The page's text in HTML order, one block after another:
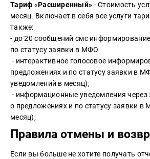
Тариф «Расширенный» - Стоимость
месяц. Включает в себя все услуги
также:
- до 20 сообщений смс
по статусу заявки в МФО
- интерактивное голосовое
предложениях и по статусу заявки в
уведомлений в месяц);
- информационные уведомления через
о предложениях и по статусу заявки
месяц);
Правила отмены и
Если вы больше не хотите получать